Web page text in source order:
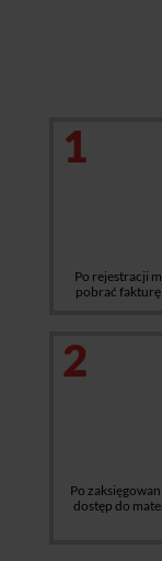
1
Po rejestracji
pobrać fakturę
2
Po
dostęp do